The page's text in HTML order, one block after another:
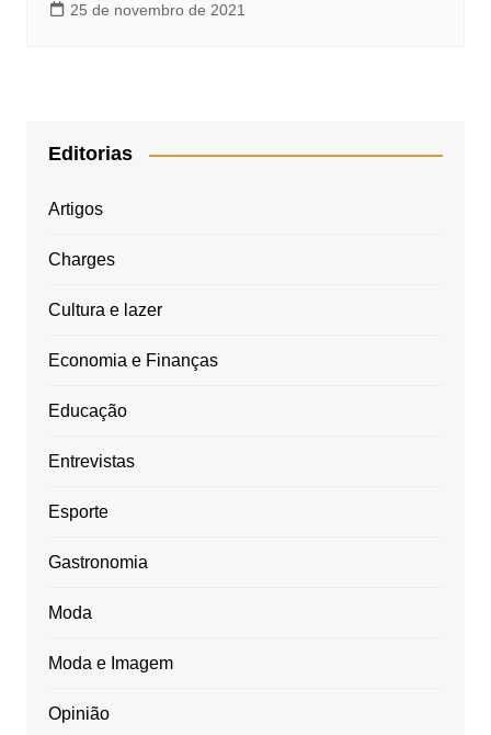
25 de novembro de 2021
Editorias
Artigos
Charges
Cultura e lazer
Economia e Finanças
Educação
Entrevistas
Esporte
Gastronomia
Moda
Moda e Imagem
Opinião